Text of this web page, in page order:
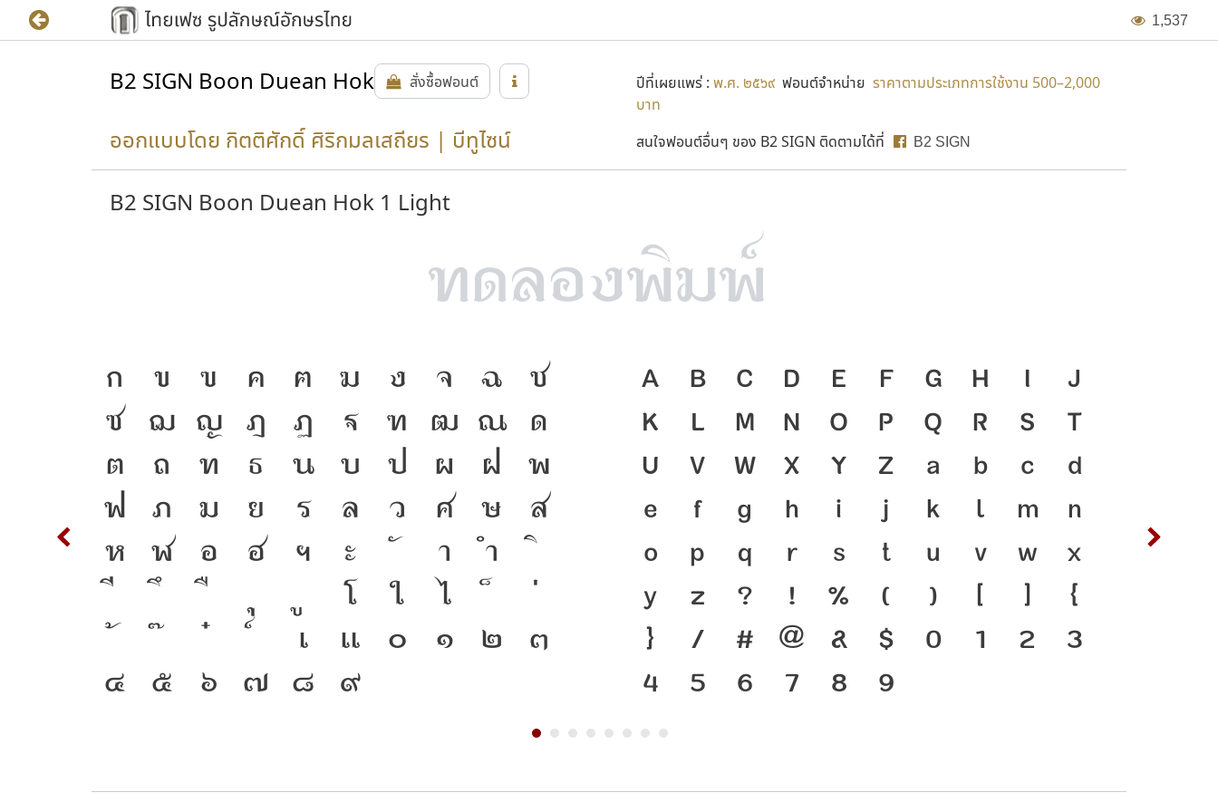
1,537
B2 SIGN Boon Duean Hok สั่งซื้อฟอนต์ ปีที่เผยแพร่ : พ.ศ. ๒๕๖๙ ฟอนต์จำหน่าย ราคาตามประเภทการใช้งาน 500–2,000
บาท
ออกแบบโดย กิตติศักดิ์ ศิริกมลเสถียร | บีทูไซน์ สนใจฟอนต์อื่นๆ ของ B2 SIGN ติดตามได้ที่ B2 SIGN
B2 SIGN Boon Duean Hok 1 Light
ก ข ฃ ค ฅ ฆ ง จ ฉ ช
ซ ฌ ญ ฎ ฏ ฐ ฑ ฒ ณ ด
ต ถ ท ธ น บ ป ผ ฝ พ
ฟ ภ ม ย ร ล ว ศ ษ ส
ห ฬ อ ฮ ฯ ะ า ำ
โ ใ ไ
เ แ ๐ ๑ ๒ ๓
๔ ๕ ๖ ๗ ๘ ๙
A B C D E F G H I J
K L M N O P Q R S T
U V W X Y Z a b c d
e f g h i j k l m n
o p q r s t u v w x
y z ? ! % ( ) [ ] {
} / # @ & $ 0 1 2 3
4 5 6 7 8 9
ภาษา คือ เครื่องมือสำคัญที่ทำให้ความ
เป็นชาติดำรงอยู่ได้ ภาษา คือ สะพาน
เชื่อมตัวตนของชนชาติ ตัวพิมพ์ คือ
เครื่องมือสำคัญที่ทำให้ภาษาดำรงอยู่ได้
แบบตัวพิมพ์ที่พัฒนาทันกระแสการ
เปลี่ยนแปลง คือ โครงสร้างแกร่งของ
สะพานที่เชื่อมตัวตนของชาติ จาก
ปัจจุบันสู่อนาคต
ห